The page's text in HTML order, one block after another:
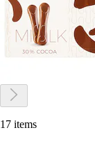
17 items